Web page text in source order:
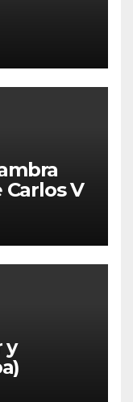
Carlos V
y